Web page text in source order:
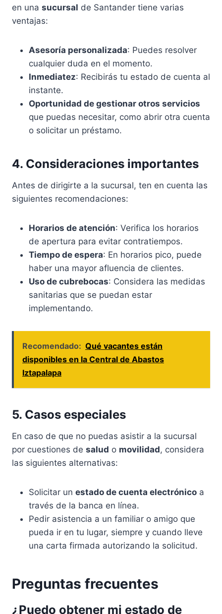
en una sucursal de Santander tiene varias
ventajas:
Asesoría personalizada: Puedes resolver
cualquier duda en el momento.
Inmediatez: Recibirás tu estado de cuenta al
instante.
Oportunidad de gestionar otros servicios
que puedas necesitar, como abrir otra cuenta
o solicitar un préstamo.
4. Consideraciones importantes
Antes de dirigirte a la sucursal, ten en cuenta las
siguientes recomendaciones:
Horarios de atención: Verifica los horarios
de apertura para evitar contratiempos.
Tiempo de espera: En horarios pico, puede
haber una mayor afluencia de clientes.
Uso de cubrebocas: Considera las medidas
sanitarias que se puedan estar
implementando.
Recomendado: Qué vacantes están
disponibles en la Central de Abastos
Iztapalapa
5. Casos especiales
En caso de que no puedas asistir a la sucursal
por cuestiones de salud o movilidad, considera
las siguientes alternativas:
Solicitar un estado de cuenta electrónico a
través de la banca en línea.
Pedir asistencia a un familiar o amigo que
pueda ir en tu lugar, siempre y cuando lleve
una carta firmada autorizando la solicitud.
Preguntas frecuentes
¿Puedo obtener mi estado de